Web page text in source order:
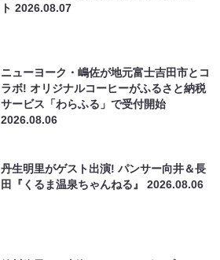
ト2026.08.07
ニューヨーク・嶋佐が地元富士吉田市とコ
ラボ! オリジナルコーヒーがふるさと納税
サービス「わらふる」で受付開始
2026.08.06
丹生明里がゲスト出演! パンサー向井＆長
田『くるま温泉ちゃんねる』2026.08.06